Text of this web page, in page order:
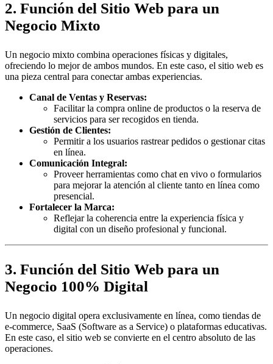
2. Función del Sitio Web para un
Negocio Mixto
Un negocio mixto combina operaciones físicas y digitales,
ofreciendo lo mejor de ambos mundos. En este caso, el sitio web es
una pieza central para conectar ambas experiencias.
Canal de Ventas y Reservas:
Facilitar la compra online de productos o la reserva de
servicios para ser recogidos en tienda.
Gestión de Clientes:
Permitir a los usuarios rastrear pedidos o gestionar citas
en línea.
Comunicación Integral:
Proveer herramientas como chat en vivo o formularios
para mejorar la atención al cliente tanto en línea como
presencial.
Fortalecer la Marca:
Reflejar la coherencia entre la experiencia física y
digital con un diseño profesional y funcional.
3. Función del Sitio Web para un
Negocio 100% Digital
Un negocio digital opera exclusivamente en línea, como tiendas de
e-commerce, SaaS (Software as a Service) o plataformas educativas.
En este caso, el sitio web se convierte en el centro absoluto de las
operaciones.